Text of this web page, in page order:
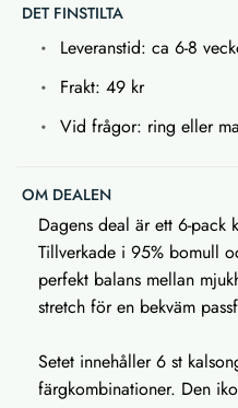
DET FINSTILTA
Leveranstid: ca 6-8
Frakt: 49 kr
Vid frågor: ring eller
OM DEALEN
Dagens deal är ett 6-pack
Tillverkade i 95% bomull
perfekt balans mellan
stretch för en bekväm
Setet innehåller 6 st
färgkombinationer. Den